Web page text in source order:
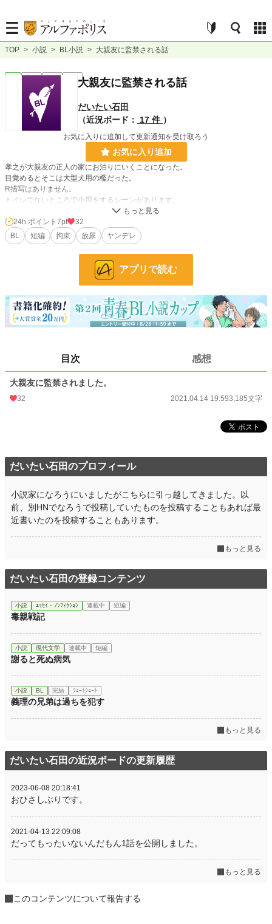
TOP > 小説 > BL小説 > 大親友に監禁される話
完結 短編 大親友に監禁される話
だいたい石田
（近況ボード：
17 件 ）
お気に入りに追加して更新通知を受け取ろう
お気に入り追加
孝之が大親友の正人の家にお泊りにいくことになった。
目覚めるとそこは大型犬用の檻だった。
R描写はありません。
トイレでないところで小用をするシーンがあります。
※この作品はピクシブにて別名義にて投稿した小説を手直ししたものです。
小説 38,078 位 / 228,846 件
10,304 位 / 31,438 件
24h.ポイント 7 pt
文字数 3,185
2021.04.14 19:59
初回完結日時 2021.04.14 19:59
累計ポイント 69,146 pt (37,406 位)
24h.ポイント 7pt
32
BL
短編 拘束 放尿 ヤンデレ
アプリで読む
目次 感想
大親友に監禁されました。
32 2021.04.14 19:593,185文字
だいたい石田のプロフィール
小説家になろうにいましたがこちらに引っ越してきました。以
前、別HNでなろうで投稿していたものを投稿することもあれば最
近書いたのを投稿することもあります。
もっと見る
だいたい石田の登録コンテンツ
小説 ｴｯｾｲ・ﾉﾝﾌｨｸｼｮﾝ 連載中 短編
毒親戦記
小説 現代文学 連載中 短編
謝ると死ぬ病気
小説 BL 完結 ｼｮｰﾄｼｮｰﾄ
義理の兄弟は過ちを犯す
もっと見る
だいたい石田の近況ボードの更新履歴
2023-06-08 20:18:41
おひさしぶりです。
2021-04-13 22:09:08
だってもったいないんだもん1話を公開しました。
もっと見る
このコンテンツについて報告する